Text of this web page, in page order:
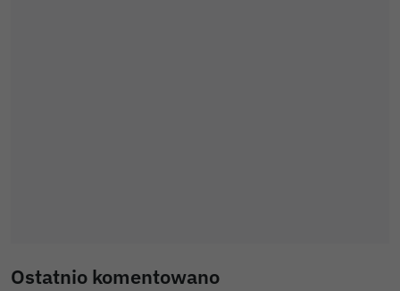
Ostatnio komentowano